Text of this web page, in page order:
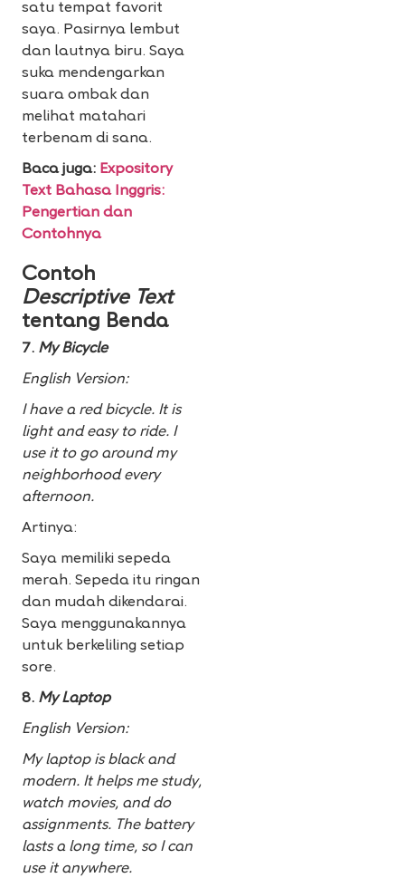
satu tempat favorit
saya. Pasirnya lembut
dan lautnya biru. Saya
suka mendengarkan
suara ombak dan
melihat matahari
terbenam di sana.
Baca juga: Expository
Text Bahasa Inggris:
Pengertian dan
Contohnya
Contoh
Descriptive Text
tentang Benda
7. My Bicycle
English Version:
I have a red bicycle. It is
light and easy to ride. I
use it to go around my
neighborhood every
afternoon.
Artinya:
Saya memiliki sepeda
merah. Sepeda itu ringan
dan mudah dikendarai.
Saya menggunakannya
untuk berkeliling setiap
sore.
8. My Laptop
English Version:
My laptop is black and
modern. It helps me study,
watch movies, and do
assignments. The battery
lasts a long time, so I can
use it anywhere.